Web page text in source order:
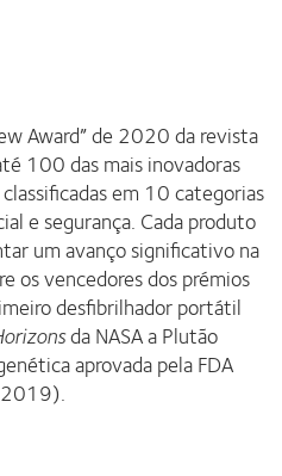
Award” de 2020 da revista
100 das mais inovadoras
em 10 categorias
e segurança. Cada produto
um avanço significativo na
os vencedores dos prémios
desfibrilhador portátil
da NASA a Plutão
aprovada pela FDA